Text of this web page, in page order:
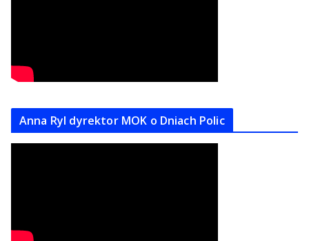
Anna Ryl dyrektor MOK o Dniach Polic